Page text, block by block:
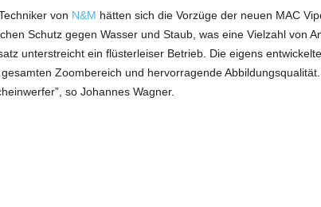
von N&M hätten sich die Vorzüge der neuen MAC
Schutz gegen Wasser und Staub, was eine Vielzahl von
unterstreicht ein flüsterleiser Betrieb. Die eigens
Zoombereich und hervorragende
so Johannes Wagner.